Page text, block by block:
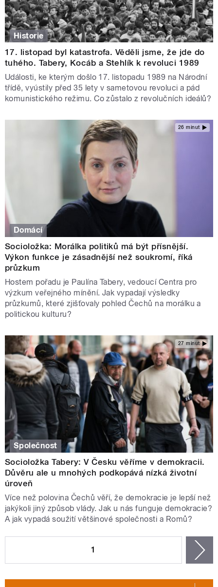
Historie
17. listopad byl katastrofa. Věděli jsme, že jde do
tuhého. Tabery, Kocáb a Stehlík k revoluci 1989
Události, ke kterým došlo 17. listopadu 1989 na Národní
třídě, vyústily před 35 lety v sametovou revoluci a pád
komunistického režimu. Co zůstalo z revolučních ideálů?
26 minut
Domácí
Socioložka: Morálka politiků má být přísnější.
Výkon funkce je zásadnější než soukromí, říká
průzkum
Hostem pořadu je Paulína Tabery, vedoucí Centra pro
výzkum veřejného mínění. Jak vypadají výsledky
průzkumů, které zjišťovaly pohled Čechů na morálku a
politickou kulturu?
27 minut
Společnost
Socioložka Tabery: V Česku věříme v demokracii.
Důvěru ale u mnohých podkopává nízká životní
úroveň
Více než polovina Čechů věří, že demokracie je lepší než
jakýkoli jiný způsob vlády. Jak u nás funguje demokracie?
A jak vypadá soužití většinové společnosti a Romů?
1